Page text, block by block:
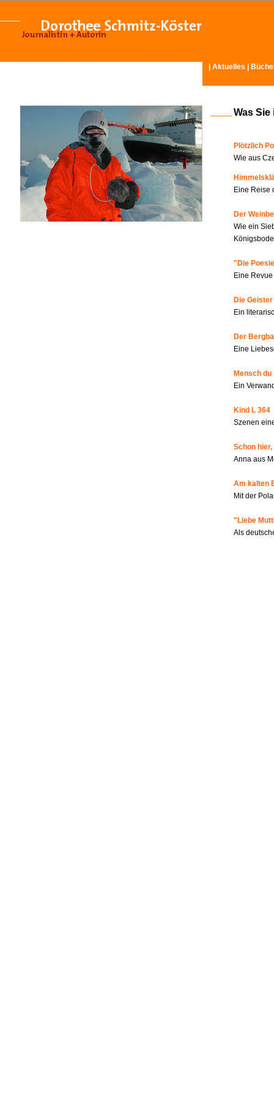
Aktuelles
Was
Plötzlich
Wie aus
Eine Reise
Der
Wie ein
"Die
Eine
Die
Ein
Der
Eine
Mensch du
Ein
Kind L 364
Szenen
Schon
Anna aus
Am kalten
Mit der
"Liebe
Als